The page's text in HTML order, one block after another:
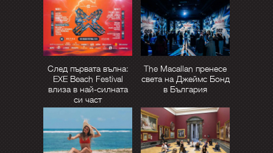
След първата вълна:
EXE Beach Festival
влиза в най-силната
си част
The Macallan пренесе
света на Джеймс Бонд
в България